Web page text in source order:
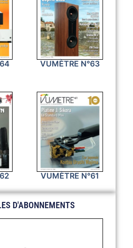
VUMÈTRE N°63
VUMÈTRE N°61
D'ABONNEMENTS